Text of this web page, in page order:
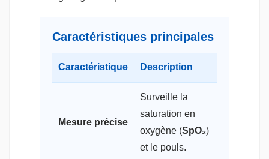
Caractéristiques principales
Caractéristique Description
Mesure précise
Surveille la
saturation en
oxygène (SpO₂)
et le pouls.